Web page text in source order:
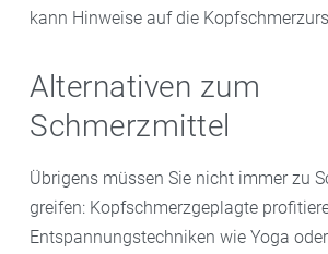
kann Hinweise auf die
Alternativen zum
Schmerzmittel
Übrigens müssen Sie nicht immer zu
greifen: Kopfschmerzgeplagte
Entspannungstechniken wie Yoga